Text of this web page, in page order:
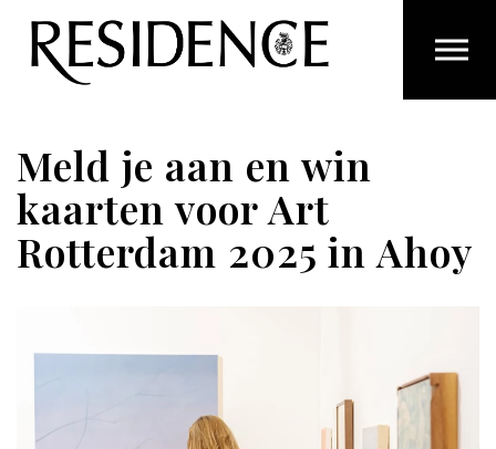
Overslaan en ga direct naar de inhoud
Meld je aan en win
kaarten voor Art
Rotterdam 2025 in Ahoy